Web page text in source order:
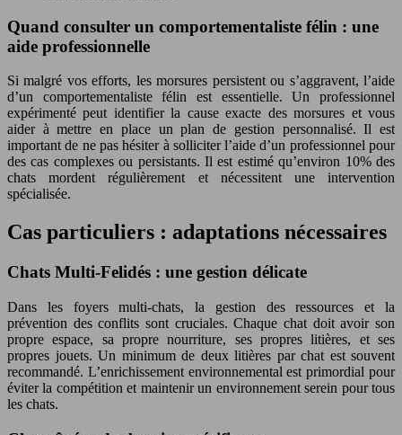
Quand consulter un comportementaliste félin : une
aide professionnelle
Si malgré vos efforts, les morsures persistent ou s’aggravent, l’aide
d’un comportementaliste félin est essentielle. Un professionnel
expérimenté peut identifier la cause exacte des morsures et vous
aider à mettre en place un plan de gestion personnalisé. Il est
important de ne pas hésiter à solliciter l’aide d’un professionnel pour
des cas complexes ou persistants. Il est estimé qu’environ 10% des
chats mordent régulièrement et nécessitent une intervention
spécialisée.
Cas particuliers : adaptations nécessaires
Chats Multi-Felidés : une gestion délicate
Dans les foyers multi-chats, la gestion des ressources et la
prévention des conflits sont cruciales. Chaque chat doit avoir son
propre espace, sa propre nourriture, ses propres litières, et ses
propres jouets. Un minimum de deux litières par chat est souvent
recommandé. L’enrichissement environnemental est primordial pour
éviter la compétition et maintenir un environnement serein pour tous
les chats.